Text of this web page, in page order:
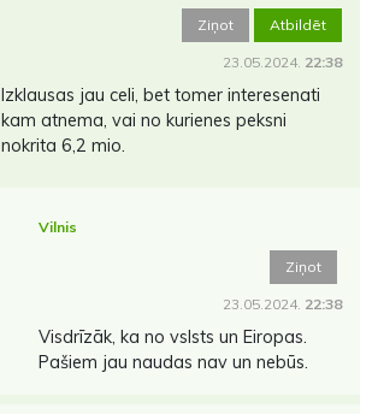
Ziņot Atbildēt
23.05.2024. 22:38
Izklausas jau celi, bet tomer interesenati
kam atnema, vai no kurienes peksni
nokrita 6,2 mio.
Vilnis
Ziņot
23.05.2024. 22:38
Visdrīzāk, ka no vslsts un Eiropas.
Pašiem jau naudas nav un nebūs.